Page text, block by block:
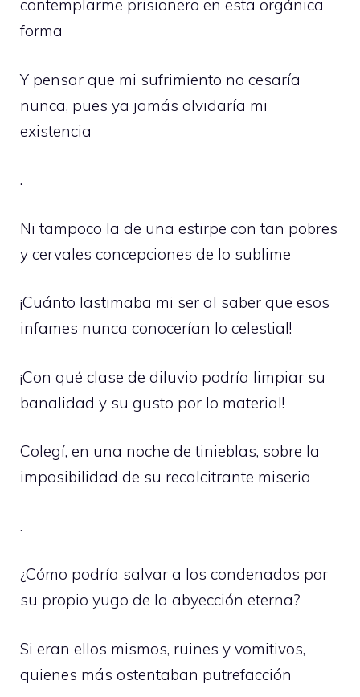
contemplarme prisionero en esta orgánica
forma
Y pensar que mi sufrimiento no cesaría
nunca, pues ya jamás olvidaría mi
existencia
.
Ni tampoco la de una estirpe con tan pobres
y cervales concepciones de lo sublime
¡Cuánto lastimaba mi ser al saber que esos
infames nunca conocerían lo celestial!
¡Con qué clase de diluvio podría limpiar su
banalidad y su gusto por lo material!
Colegí, en una noche de tinieblas, sobre la
imposibilidad de su recalcitrante miseria
.
¿Cómo podría salvar a los condenados por
su propio yugo de la abyección eterna?
Si eran ellos mismos, ruines y vomitivos,
quienes más ostentaban putrefacción